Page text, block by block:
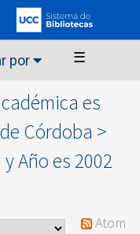
por ☰
es
Córdoba >
Año es 2002
Atom